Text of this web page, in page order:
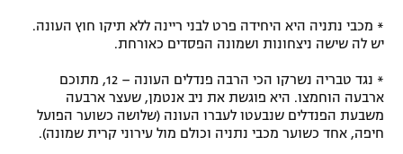
* מכבי נתניה היא היחידה פרט לבני ריינה ללא תיקו חוץ העונה.
יש לה שישה ניצחונות ושמונה הפסדים כאורחת.
* נגד טבריה נשרקו הכי הרבה פנדלים העונה – 12, מתוכם
ארבעה הוחמצו. היא פוגשת את ניב אנטמן, שעצר ארבעה
משבעת הפנדלים שנבעטו לעברו העונה (שלושה כשוער הפועל
חיפה, אחד כשוער מכבי נתניה וכולם מול עירוני קרית שמונה).